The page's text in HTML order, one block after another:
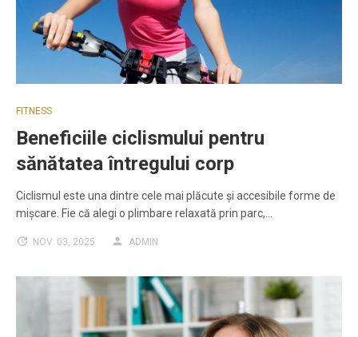
FITNESS
Beneficiile ciclismului pentru
sănătatea întregului corp
Ciclismul este una dintre cele mai plăcute și accesibile forme de
mișcare. Fie că alegi o plimbare relaxată prin parc,…
NOV. 03, 2025 ADMIN